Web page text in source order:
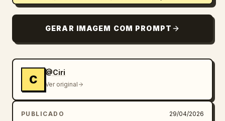
movimento para realismo, qualidade 4K.
levemente inclinado, efeito de ruído de
câmera de smartphone, reflexos no vidro do
a caixa sorrindo gentilmente enquanto
entrega um recibo ou troco
GERAR IMAGEM COM PROMPT
C
@Ciri
Ver original
PUBLICADO 29/04/2026